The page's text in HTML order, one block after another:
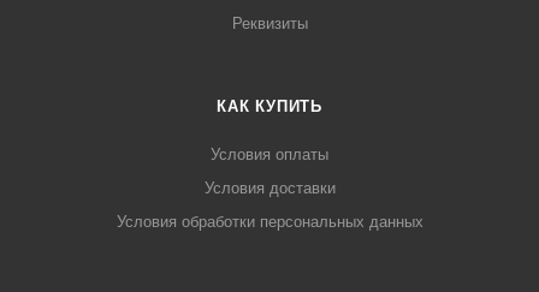
Реквизиты
КАК КУПИТЬ
Условия оплаты
Условия доставки
Условия обработки персональных данных